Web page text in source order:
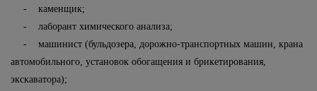
- каменщик;
- лаборант химического анализа;
- машинист (бульдозера, дорожно-транспортных машин, крана
автомобильного, установок обогащения и брикетирования,
экскаватора);